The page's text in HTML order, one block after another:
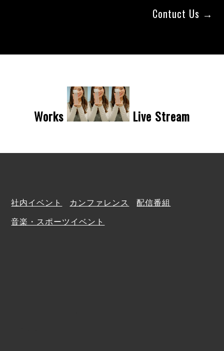
Contuct Us →
Works Live Stream
社内イベント カンファレンス 配信番組
音楽・スポーツイベント